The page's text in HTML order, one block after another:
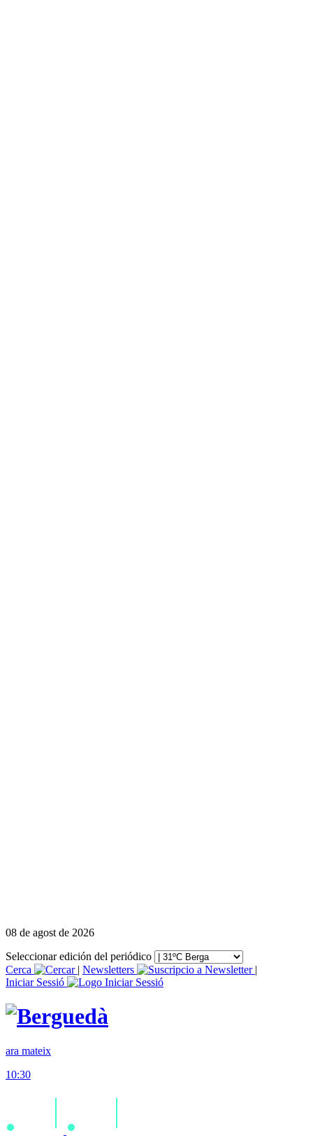
08 de agost de 2026
Seleccionar edición del periódico
Cerca
| Newsletters
|
Iniciar Sessió
ara mateix
10:30